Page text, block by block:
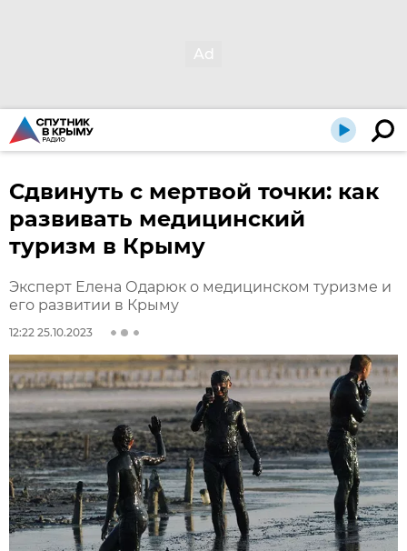
Сдвинуть с мертвой точки: как
развивать медицинский
туризм в Крыму
Эксперт Елена Одарюк о медицинском туризме и
его развитии в Крыму
12:22 25.10.2023